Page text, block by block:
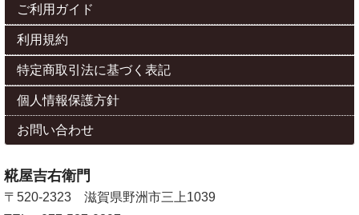
ご利用ガイド
利用規約
特定商取引法に基づく表記
個人情報保護方針
お問い合わせ
糀屋吉右衛門
〒520-2323 滋賀県野洲市三上1039